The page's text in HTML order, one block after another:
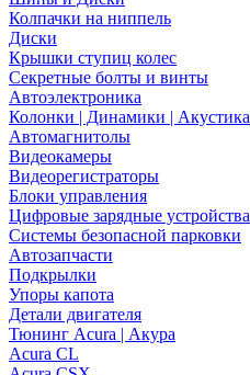
Колпачки на ниппель
Диски
Крышки ступиц колес
Секретные болты и винты
Автоэлектроника
Колонки | Динамики | Акустика
Автомагнитолы
Видеокамеры
Видеорегистраторы
Блоки управления
Цифровые зарядные устройства
Системы безопасной парковки
Автозапчасти
Подкрылки
Упоры капота
Детали двигателя
Тюнинг Acura | Акура
Acura CL